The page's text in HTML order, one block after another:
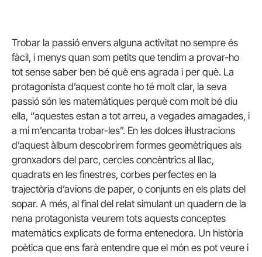
Trobar la passió envers alguna activitat no sempre és
fàcil, i menys quan som petits que tendim a provar-ho
tot sense saber ben bé què ens agrada i per què. La
protagonista d’aquest conte ho té molt clar, la seva
passió són les matemàtiques perquè com molt bé diu
ella, “aquestes estan a tot arreu, a vegades amagades, i
a mi m’encanta trobar-les”. En les dolces il·lustracions
d’aquest àlbum descobrirem formes geomètriques als
gronxadors del parc, cercles concèntrics al llac,
quadrats en les finestres, corbes perfectes en la
trajectòria d’avions de paper, o conjunts en els plats del
sopar. A més, al final del relat simulant un quadern de la
nena protagonista veurem tots aquests conceptes
matemàtics explicats de forma entenedora. Un història
poètica que ens farà entendre que el món es pot veure i